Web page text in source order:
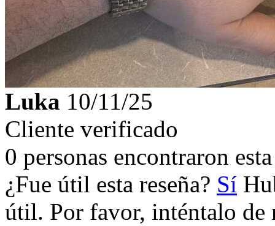
Luka 10/11/25
Cliente verificado
0 personas encontraron
¿Fue útil esta reseña? Sí
útil. Por favor, inténtalo de